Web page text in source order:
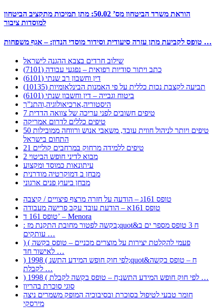
הוראת משרד הביטחון מס’ 50.02: מתן תמיכות מתקציב הביטחון
למוסדות ציבור
טופס לקביעת מתן עזרה סיעודית וסידור מוסדי הנדון: – אגף משפחות …
שילוב חרדים בצבא ההגנה לישראל
כתב ויתור סודיות רפואית – נפגעי עבודה (7101)
דין וחשבון רב שנתי (6101)
תביעה לקצבת נכות כללית על פי האמנות הבינלאומיות (10135)
ביטוח וגבייה – דין וחשבון שנתי (6101)
היסטוריה,ארכיאולוגיה,והתנ”ך
7 טיפים חשובים לפני עריכה של צוואה הדדית
טיפים כללים לדרום אמריקה
50 טיפים ויותר לניהול חווית עובד, משאבי אנוש ורווחה ממובילות
התחום בישראל
21 טיפים ללמידה מרחוק במרחבים קוליים
מבוא לדיני חופש הביטוי 2
עיתונאות כמוסד ומקצוע
מבחן ב דמוקרטיה מודרנית
מבחן ביעוץ פנים ארגוני
טופס 161ג – הודעה על חזרה מרצף פיצויים / קיצבה
טופס 161א – הודעת עובד עקב פרישה מעבודה
טופס 161 ד’ – Menora
: בקשה לפטור מחובת התקנת מז;quot&ח 3 טופס מספר ים ב
עותקים …
) ( פעמי להקלטת יצירות על מוצרים מכניים – טופס בקשה
לאישור חד …
) 1998 ( לפי חוק חופש המידע התשנ;quot&ח – טופס בקשה
לקבלת …
) 1998 ( לפי חוק חופש המידע התשנ;ח – טופס בקשה לקבלת …
סוגי סוכרת בהריון
חומר טבעי לטיפול בסוכרת ובסיבוכיה המופק משמרים ניצה
מירסקי